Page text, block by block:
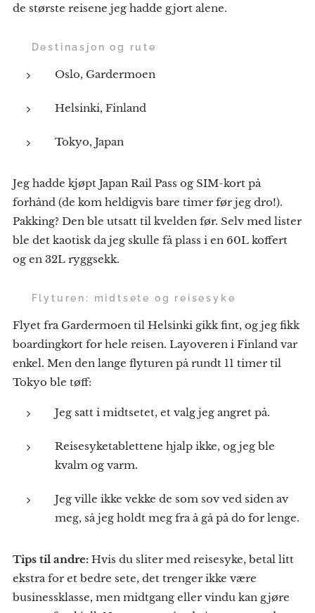
de største reisene jeg hadde gjort alene.
Destinasjon og rute
Oslo, Gardermoen
Helsinki, Finland
Tokyo, Japan
Jeg hadde kjøpt Japan Rail Pass og SIM-kort på
forhånd (de kom heldigvis bare timer før jeg dro!).
Pakking? Den ble utsatt til kvelden før. Selv med lister
ble det kaotisk da jeg skulle få plass i en 60L koffert
og en 32L ryggsekk.
Flyturen: midtsete og reisesyke
Flyet fra Gardermoen til Helsinki gikk fint, og jeg fikk
boardingkort for hele reisen. Layoveren i Finland var
enkel. Men den lange flyturen på rundt 11 timer til
Tokyo ble tøff:
Jeg satt i midtsetet, et valg jeg angret på.
Reisesyketablettene hjalp ikke, og jeg ble
kvalm og varm.
Jeg ville ikke vekke de som sov ved siden av
meg, så jeg holdt meg fra å gå på do for lenge.
Tips til andre: Hvis du sliter med reisesyke, betal litt
ekstra for et bedre sete, det trenger ikke være
businessklasse, men midtgang eller vindu kan gjøre